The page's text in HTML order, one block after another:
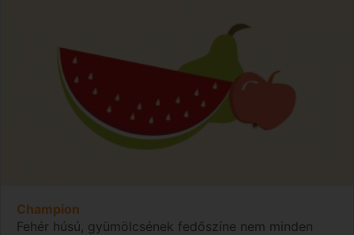
Champion
Fehér húsú, gyümölcsének fedőszíne nem minden